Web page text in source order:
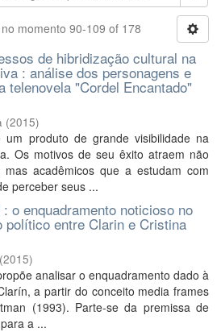
momento 90-109 of 178
de hibridização cultural na
: análise dos personagens e
telenovela "Cordel Encantado"
(2015)
um produto de grande visibilidade na
Os motivos de seu êxito atraem não
mas acadêmicos que a estudam com
perceber seus ...
o enquadramento noticioso no
político entre Clarin e Cristina
(2015)
analisar o enquadramento dado à
a partir do conceito media frames
(1993). Parte-se da premissa de
a ...